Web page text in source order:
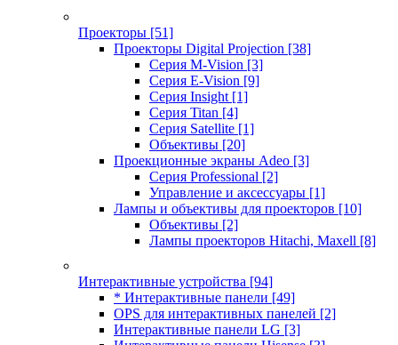
Проекторы [51]
Проекторы Digital Projection [38]
Серия M-Vision [3]
Серия E-Vision [9]
Серия Insight [1]
Серия Titan [4]
Серия Satellite [1]
Объективы [20]
Проекционные экраны Adeo [3]
Серия Professional [2]
Управление и аксессуары [1]
Лампы и объективы для проекторов [10]
Объективы [2]
Лампы проекторов Hitachi, Maxell [8]
Интерактивные устройства [94]
* Интерактивные панели [49]
OPS для интерактивных панелей [2]
Интерактивные панели LG [3]